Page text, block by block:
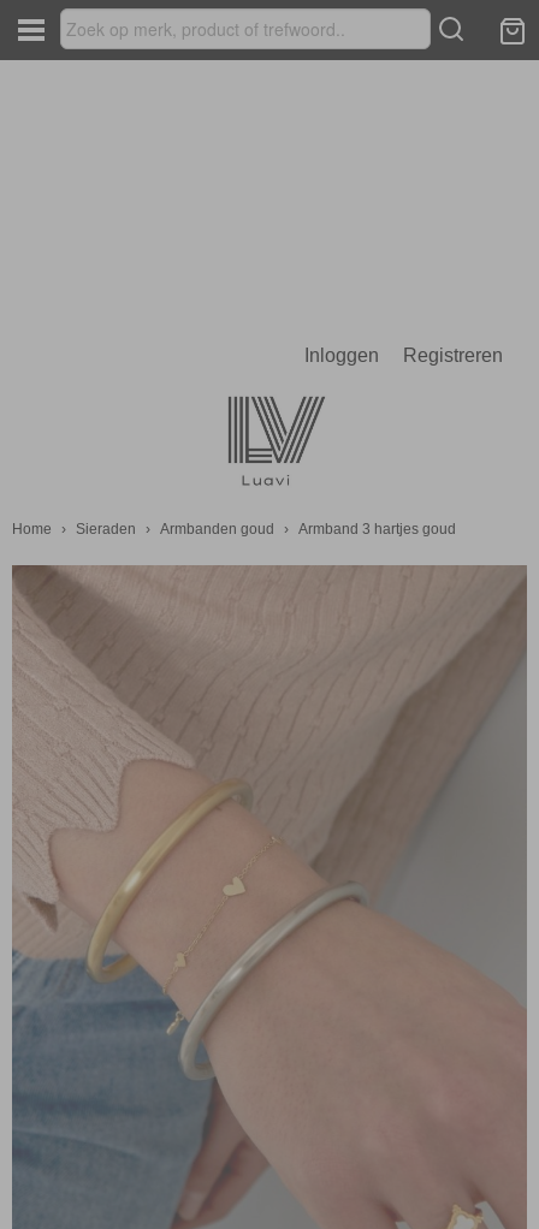
Inloggen Registreren
Home › Sieraden › Armbanden goud › Armband 3 hartjes goud